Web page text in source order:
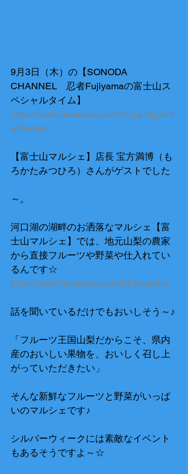
9月3日（木）の【SONODA
CHANNEL　忍者Fujiyamaの富士山ス
ペシャルタイム】
https://www.facebook.com/ninja.fujiyam
a?fref=ts
【富士山マルシェ】店長 宝方満博（も
ろかたみつひろ）さんがゲストでした
～。
河口湖の湖畔のお洒落なマルシェ【富
士山マルシェ】では、地元山梨の農家
から直接フルーツや野菜や仕入れてい
るんです☆
https://www.facebook.com/223marche
話を聞いているだけでもおいしそう～♪
「フルーツ王国山梨だからこそ、県内
産のおいしい果物を、おいしく召し上
がっていただきたい」
そんな新鮮なフルーツと野菜がいっぱ
いのマルシェです♪
シルバーウィークには素敵なイベント
もあるそうですよ～☆